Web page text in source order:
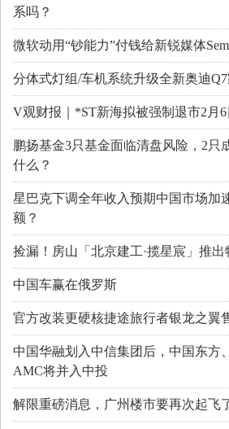
系吗？
微软动用“钞能力”付钱给新锐媒体
分体式灯组/车机系统升级全新奥迪
V观财报｜*ST新海拟被强制退市2月
鹏扬基金3只基金面临清盘风险，2只
什么？
星巴克下调全年收入预期中国市场加
额？
捡漏！房山「北京建工·揽星宸」推
中国车赢在俄罗斯
官方改装更硬核捷途旅行者银龙之翼
中国华融划入中信集团后，中国东方
AMC将并入中投
解限重磅消息，广州楼市要再次起飞